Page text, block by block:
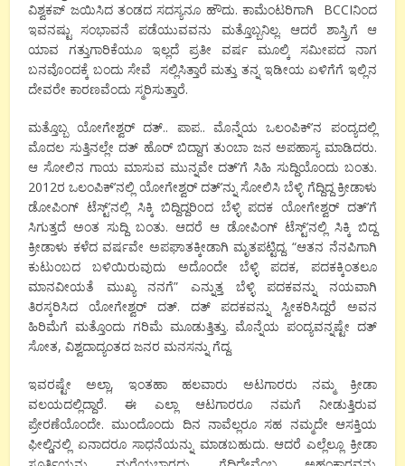
ವಿಶ್ವಕಪ್ ಜಯಿಸಿದ ತಂಡದ ಸದಸ್ಯನೂ ಹೌದು. ಕಾಮೆಂಟರಿಗಾಗಿ BCCIನಿಂದ
ಇವನಷ್ಟು ಸಂಭಾವನೆ ಪಡೆಯುವವನು ಮತ್ತೊಬ್ಬನಿಲ್ಲ. ಆದರೆ ಶಾಸ್ತ್ರಿಗೆ ಆ
ಯಾವ ಗತ್ತುಗಾರಿಕೆಯೂ ಇಲ್ಲದೆ ಪ್ರತೀ ವರ್ಷ ಮೂಲ್ಕಿ ಸಮೀಪದ ನಾಗ
ಬನವೊಂದಕ್ಕೆ ಬಂದು ಸೇವೆ ಸಲ್ಲಿಸಿತ್ತಾರೆ ಮತ್ತು ತನ್ನ ಇಡೀಯ ಏಳಿಗೆಗೆ ಇಲ್ಲಿನ
ದೇವರೇ ಕಾರಣವೆಂದು ಸ್ಮರಿಸುತ್ತಾರೆ.
ಮತ್ತೊಬ್ಬ ಯೋಗೇಶ್ವರ್ ದತ್.. ಪಾಪ.. ಮೊನ್ನೆಯ ಒಲಂಪಿಕ್’ನ ಪಂದ್ಯದಲ್ಲಿ
ಮೊದಲ ಸುತ್ತಿನಲ್ಲೇ ದತ್ ಹೊರ್ ಬಿದ್ದಾಗ ತುಂಬಾ ಜನ ಅಪಹಾಸ್ಯ ಮಾಡಿದರು.
ಆ ಸೋಲಿನ ಗಾಯ ಮಾಸುವ ಮುನ್ನವೇ ದತ್’ಗೆ ಸಿಹಿ ಸುದ್ದಿಯೊಂದು ಬಂತು.
2012ರ ಒಲಂಪಿಕ್’ನಲ್ಲಿ ಯೋಗೇಶ್ವರ್ ದತ್’ನ್ನು ಸೋಲಿಸಿ ಬೆಳ್ಳಿ ಗೆದ್ದಿದ್ದ ಕ್ರೀಡಾಳು
ಡೋಪಿಂಗ್ ಟೆಸ್ಟ್’ನಲ್ಲಿ ಸಿಕ್ಕಿ ಬಿದ್ದಿದ್ದರಿಂದ ಬೆಳ್ಳಿ ಪದಕ ಯೋಗೇಶ್ವರ್ ದತ್’ಗೆ
ಸಿಗುತ್ತದೆ ಅಂತ ಸುದ್ದಿ ಬಂತು. ಆದರೆ ಆ ಡೋಪಿಂಗ್ ಟೆಸ್ಟ್’ನಲ್ಲಿ ಸಿಕ್ಕಿ ಬಿದ್ದ
ಕ್ರೀಡಾಳು ಕಳೆದ ವರ್ಷವೇ ಅಪಘಾತಕ್ಕೀಡಾಗಿ ಮೃತಪಟ್ಟಿದ್ದ. “ಆತನ ನೆನಪಿಗಾಗಿ
ಕುಟುಂಬದ ಬಳಿಯಿರುವುದು ಅದೊಂದೇ ಬೆಳ್ಳಿ ಪದಕ, ಪದಕಕ್ಕಿಂತಲೂ
ಮಾನವೀಯತೆ ಮುಖ್ಯ ನನಗೆ” ಎನ್ನುತ್ತ ಬೆಳ್ಳಿ ಪದಕವನ್ನು ನಯವಾಗಿ
ತಿರಸ್ಕರಿಸಿದ ಯೋಗೇಶ್ವರ್ ದತ್. ದತ್ ಪದಕವನ್ನು ಸ್ವೀಕರಿಸಿದ್ದರೆ ಅವನ
ಹಿರಿಮೆಗೆ ಮತ್ತೊಂದು ಗರಿಮೆ ಮೂಡುತ್ತಿತ್ತು. ಮೊನ್ನೆಯ ಪಂದ್ಯವನ್ನಷ್ಟೇ ದತ್
ಸೋತ, ವಿಶ್ವದಾದ್ಯಂತದ ಜನರ ಮನಸನ್ನು ಗೆದ್ದ.
ಇವರಷ್ಟೇ ಅಲ್ಲಾ, ಇಂತಹಾ ಹಲವಾರು ಅಟಗಾರರು ನಮ್ಮ ಕ್ರೀಡಾ
ವಲಯದಲ್ಲಿದ್ದಾರೆ. ಈ ಎಲ್ಲಾ ಆಟಗಾರರೂ ನಮಗೆ ನೀಡುತ್ತಿರುವ
ಪ್ರೇರಣೆಯೊಂದೇ. ಮುಂದೊಂದು ದಿನ ನಾವೆಲ್ಲರೂ ಸಹ ನಮ್ಮದೇ ಆಸಕ್ತಿಯ
ಫೀಲ್ಡಿನಲ್ಲಿ ಏನಾದರೂ ಸಾಧನೆಯನ್ನು ಮಾಡಬಹುದು. ಆದರೆ ಎಲ್ಲೆಲ್ಲೂ ಕ್ರೀಡಾ